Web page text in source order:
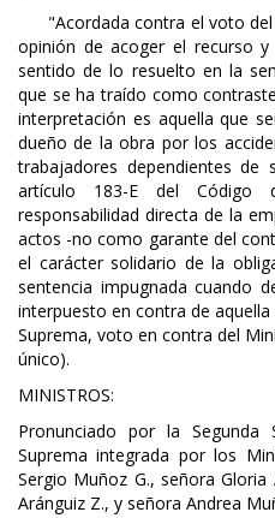
"Acordada contra el voto del
opinión de acoger el recurso
sentido de lo resuelto en la
que se ha traído como
interpretación es aquella que
dueño de la obra por los
trabajadores dependientes
artículo 183-E del Código
responsabilidad directa de la
actos -no como garante del
el carácter solidario de la
sentencia impugnada cuando
interpuesto en contra de
Suprema, voto en contra del
único).
MINISTROS:
Pronunciado por la
Suprema integrada por los
Sergio Muñoz G., señora Gloria
Aránguiz Z., y señora Andrea